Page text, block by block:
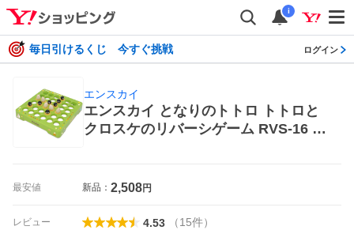
i
毎日引けるくじ 今すぐ挑戦 ログイン
エンスカイ
エンスカイ となりのトトロ トトロと
クロスケのリバーシゲーム RVS-16 ボ
最安値 新品： 2,508円
レビュー 4.53 （15件）